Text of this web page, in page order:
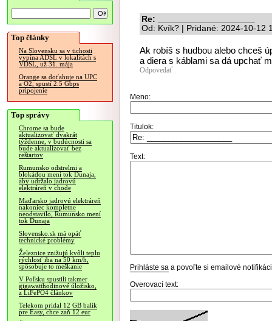
Top články
Na Slovensku sa v tichosti
vypína ADSL v lokalitách s
VDSL, už 31. mája
Orange sa doťahuje na UPC
a O2, spustí 2.5 Gbps
pripojenie
Top správy
Chrome sa bude
aktualizovať dvakrát
týždenne, v budúcnosti sa
bude aktualizovať bez
reštartov
Rumunsko odstrelmi a
blokádou mení tok Dunaja,
aby udržalo jadrovú
elektráreň v chode
Maďarsko jadrovú elektráreň
nakoniec kompletne
neodstavilo, Rumunsko mení
tok Dunaja
Slovensko.sk má opäť
technické problémy
Železnice znižujú kvôli teplu
rýchlosť iba na 50 km/h,
spôsobuje to meškanie
V Poľsku spustili takmer
gigawatthodinové úložisko,
z LiFePO4 článkov
Telekom pridal 12 GB balík
pre Easy, chce zaň 12 eur
Re: ____________________
Od: Kvík? | Pridané: 2024-10-12
Ak robíš s hudbou alebo chceš
a diera s káblami sa dá upchať
Odpovedať
Meno:
Titulok:
Text:
Prihláste sa a povoľte si emailové
Overovací text: